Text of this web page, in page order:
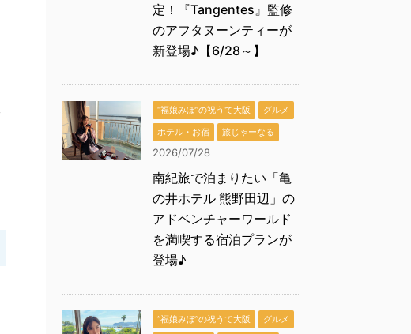
定！『Tangentes』監修
のアフタヌーンティーが
新登場♪【6/28～】
“福娘みぽ”の祝うて大阪
グルメ
ホテル・お宿
旅じゃーなる
2026/07/28
南紀旅で泊まりたい「亀
の井ホテル 熊野田辺」の
アドベンチャーワールド
を満喫する宿泊プランが
登場♪
“福娘みぽ”の祝うて大阪
グルメ